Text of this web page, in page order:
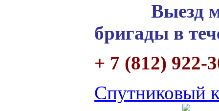
Выезд
бригады в
+ 7 (812) 922-
Спутниковый